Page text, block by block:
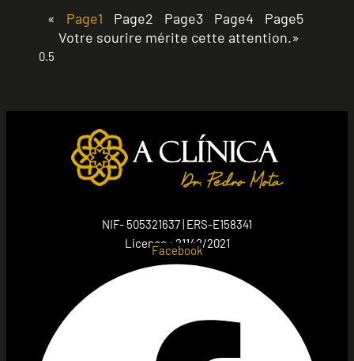
« Page1 Page2 Page3 Page4 Page5
Votre sourire mérite cette attention.»
NIF- 505321637 | ERS-E158341
Licence : 21142/2021
Facebook